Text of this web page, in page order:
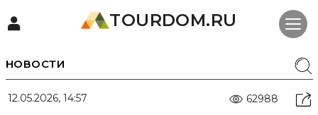
TOURDOM.RU
НОВОСТИ
12.05.2026, 14:57 62988